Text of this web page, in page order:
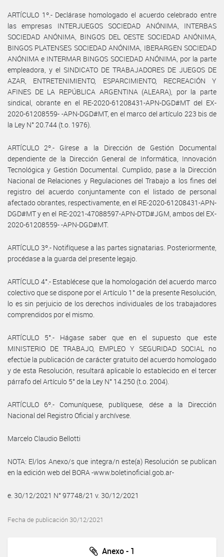
ARTÍCULO 1º.- Declárase homologado el acuerdo celebrado entre
las empresas INTERJUEGOS SOCIEDAD ANÓNIMA, INTERBAS
SOCIEDAD ANÓNIMA, BINGOS DEL OESTE SOCIEDAD ANÓNIMA,
BINGOS PLATENSES SOCIEDAD ANÓNIMA, IBERARGEN SOCIEDAD
ANÓNIMA e INTERMAR BINGOS SOCIEDAD ANÓNIMA, por la parte
empleadora, y el SINDICATO DE TRABAJADORES DE JUEGOS DE
AZAR, ENTRETENIMIENTO, ESPARCIMIENTO, RECREACIÓN Y
AFINES DE LA REPÚBLICA ARGENTINA (ALEARA), por la parte
sindical, obrante en el RE-2020-61208431-APN-DGD#MT del EX-
2020-61208559- -APN-DGD#MT, en el marco del artículo 223 bis de
la Ley N° 20.744 (t.o. 1976).
ARTÍCULO 2º.- Gírese a la Dirección de Gestión Documental
dependiente de la Dirección General de Informática, Innovación
Tecnológica y Gestión Documental. Cumplido, pase a la Dirección
Nacional de Relaciones y Regulaciones del Trabajo a los fines del
registro del acuerdo conjuntamente con el listado de personal
afectado obrantes, respectivamente, en el RE-2020-61208431-APN-
DGD#MT y en el RE-2021-47088597-APN-DTD#JGM, ambos del EX-
2020-61208559- -APN-DGD#MT.
ARTÍCULO 3º.- Notifíquese a las partes signatarias. Posteriormente,
procédase a la guarda del presente legajo.
ARTÍCULO 4°.- Establécese que la homologación del acuerdo marco
colectivo que se dispone por el Artículo 1° de la presente Resolución,
lo es sin perjuicio de los derechos individuales de los trabajadores
comprendidos por el mismo.
ARTÍCULO 5°.- Hágase saber que en el supuesto que este
MINISTERIO DE TRABAJO, EMPLEO Y SEGURIDAD SOCIAL no
efectúe la publicación de carácter gratuito del acuerdo homologado
y de esta Resolución, resultará aplicable lo establecido en el tercer
párrafo del Artículo 5° de la Ley N° 14.250 (t.o. 2004).
ARTÍCULO 6º.- Comuníquese, publíquese, dése a la Dirección
Nacional del Registro Oficial y archívese.
Marcelo Claudio Bellotti
NOTA: El/los Anexo/s que integra/n este(a) Resolución se publican
en la edición web del BORA -www.boletinoficial.gob.ar-
e. 30/12/2021 N° 97748/21 v. 30/12/2021
Fecha de publicación 30/12/2021
Anexo - 1